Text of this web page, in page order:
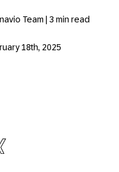
Team | 3 min read
18th, 2025